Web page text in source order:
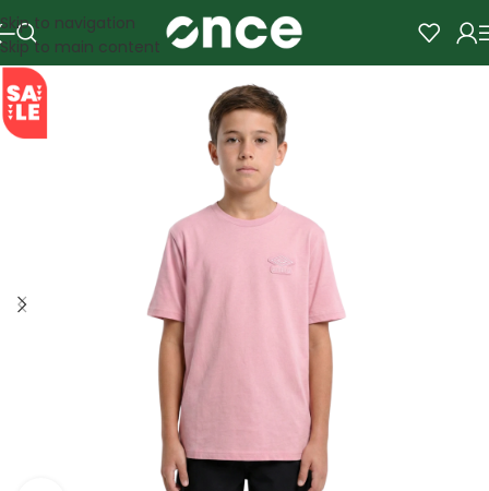
Skip to navigation
Skip to main content
SALE